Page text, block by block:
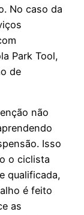
No caso da
Park Tool,
de
não
Isso
o ciclista
qualificada,
é feito
as